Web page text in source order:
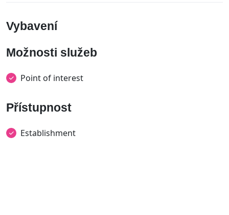
Vybavení
Možnosti služeb
Point of interest
Přístupnost
Establishment